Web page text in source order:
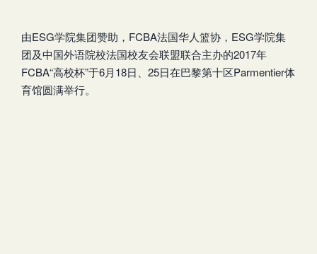
由ESG学院集团赞助，FCBA法国华人篮协，ESG学院集
团及中国外语院校法国校友会联盟联合主办的2017年
FCBA“高校杯”于6月18日、25日在巴黎第十区Parmentier体
育馆圆满举行。